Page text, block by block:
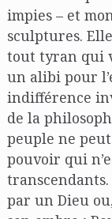
impies – et
sculptures.
tout tyran qui
un alibi pour
indifférence
de la
peuple ne
pouvoir qui
par un Dieu